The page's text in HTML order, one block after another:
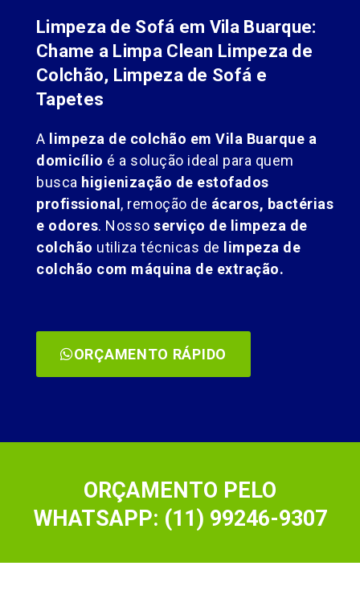
Limpeza de Sofá em Vila Buarque:
Chame a Limpa Clean Limpeza de
Colchão, Limpeza de Sofá e
Tapetes
A limpeza de colchão em Vila Buarque a
domicílio é a solução ideal para quem
busca higienização de estofados
profissional, remoção de ácaros, bactérias
e odores. Nosso serviço de limpeza de
colchão utiliza técnicas de limpeza de
colchão com máquina de extração.
ORÇAMENTO RÁPIDO
ORÇAMENTO PELO
WHATSAPP: (11) 99246-9307